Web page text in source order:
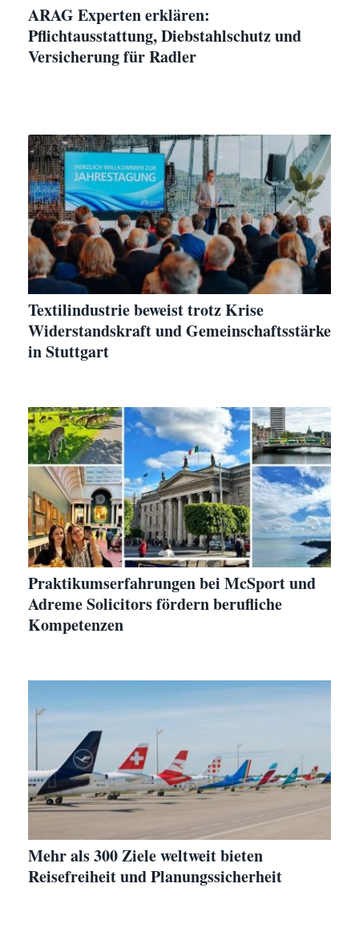
ARAG Experten erklären:
Pflichtausstattung, Diebstahlschutz und
Versicherung für Radler
Textilindustrie beweist trotz Krise
Widerstandskraft und Gemeinschaftsstärke
in Stuttgart
Praktikumserfahrungen bei McSport und
Adreme Solicitors fördern berufliche
Kompetenzen
Mehr als 300 Ziele weltweit bieten
Reisefreiheit und Planungssicherheit